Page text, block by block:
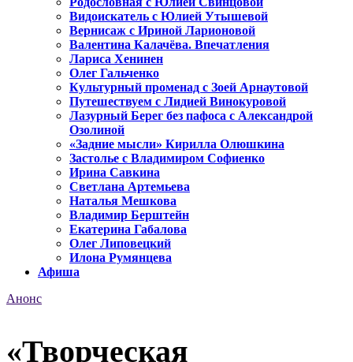
Видоискатель с Юлией Утышевой
Вернисаж с Ириной Ларионовой
Валентина Калачёва. Впечатления
Лариса Хенинен
Олег Гальченко
Культурный променад с Зоей Арнаутовой
Путешествуем с Лидией Винокуровой
Лазурный Берег без пафоса с Александрой
Озолиной
«Задние мысли» Кирилла Олюшкина
Застолье с Владимиром Софиенко
Ирина Савкина
Светлана Артемьева
Наталья Мешкова
Владимир Берштейн
Екатерина Габалова
Олег Липовецкий
Илона Румянцева
Афиша
Анонс
«Творческая